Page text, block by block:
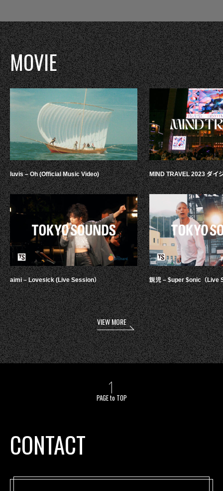
MOVIE
luvis – Oh (Official Music Video)
aimi – Lovesick (Live Session）
MIND TRAVEL 2023 ダイ
鋭児 – $uper $onic（Live
VIEW MORE
PAGE to TOP
CONTACT